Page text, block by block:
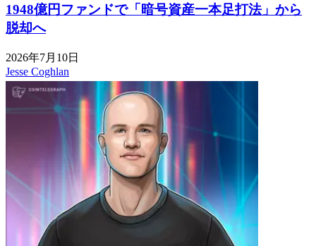
1948億円ファンドで「暗号資産一本足打法」から
脱却へ
2026年7月10日
Jesse Coghlan